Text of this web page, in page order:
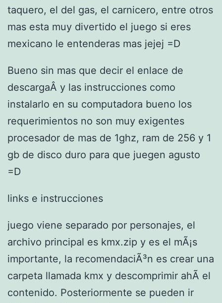
taquero, el del gas, el carnicero, entre otros
mas esta muy divertido el juego si eres
mexicano le entenderas mas jejej =D
Bueno sin mas que decir el enlace de
descargaÂ y las instrucciones como
instalarlo en su computadora bueno los
requerimientos no son muy exigentes
procesador de mas de 1ghz, ram de 256 y 1
gb de disco duro para que juegen agusto
=D
links e instrucciones
juego viene separado por personajes, el
archivo principal es kmx.zip y es el mÃ¡s
importante, la recomendaciÃ³n es crear una
carpeta llamada kmx y descomprimir ahÃ­ el
contenido. Posteriormente se pueden ir